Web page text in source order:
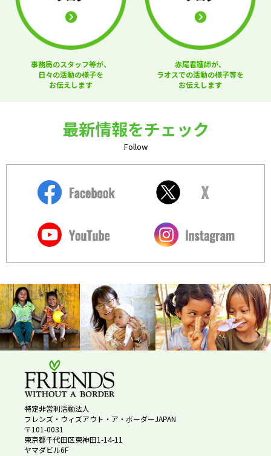
事務局のスタッフ等が、
日々の活動の様子を
お伝えします
赤尾看護師が、
ラオスでの活動の様子等を
お伝えします
最新情報をチェック
Follow
特定非営利活動法人
フレンズ・ウィズアウト・ア・ボーダーJAPAN
〒101-0031
東京都千代田区東神田1-14-11
ヤマダビル6F